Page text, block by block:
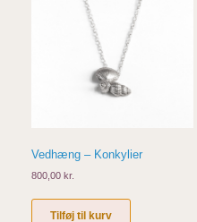
Vedhæng – Konkylier
800,00 kr.
Tilføj til kurv